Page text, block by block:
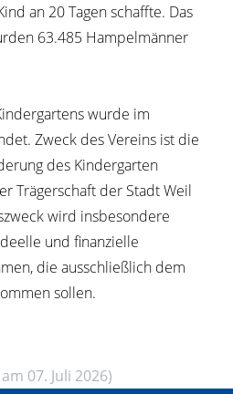
an 20 Tagen schaffte. Das
63.485 Hampelmänner
wurde im
Zweck des Vereins ist die
des Kindergarten
Trägerschaft der Stadt Weil
wird insbesondere
und finanzielle
die ausschließlich dem
sollen.
07. Juli 2026)